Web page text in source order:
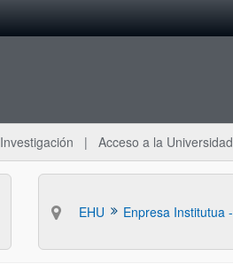
Investigación Acceso a la Universidad
EHU